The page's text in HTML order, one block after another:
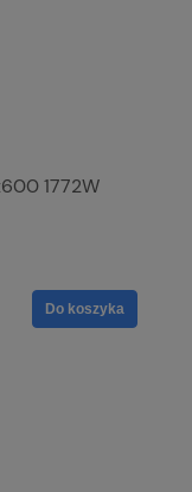
1772W
Do koszyka